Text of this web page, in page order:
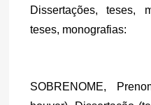
Dissertações, teses,
teses, monografias:
SOBRENOME,